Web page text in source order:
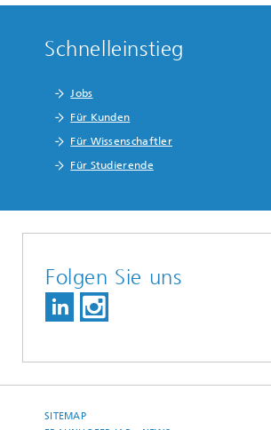
Schnelleinstieg
Jobs
Für Kunden
Für Wissenschaftler
Für Studierende
Folgen Sie uns
SITEMAP